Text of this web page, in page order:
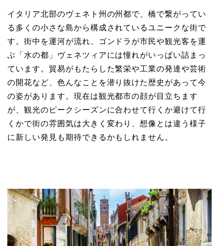
イタリア北部のヴェネト州の州都で、橋で繋がってい
る多くの小さな島から構成されているユニークな街で
す。街中を運河が流れ、ゴンドラが市民や観光客を運
ぶ「水の都」ヴェネツィアには憧れがいっぱい詰まっ
ています。貿易がもたらした繁栄や工業の発達や芸術
の開花など、色んなことを潜り抜けた歴史があって今
の姿があります。現在は観光都市の顔が目立ちます
が、観光のピークシーズンに合わせて行くか避けて行
くかで街の雰囲気は大きく変わり、想像とは違う様子
に新しい発見も期待できるかもしれません。